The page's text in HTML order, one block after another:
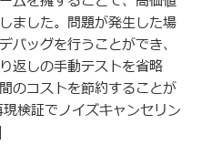
ました。問題が発生した場
バッグを行うことができ、
返しの手動テストを省略
のコストを節約することが
検証でノイズキャンセリン